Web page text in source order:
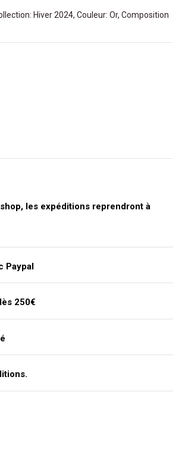
Hiver 2024, Couleur: Or, Composition
les expéditions reprendront à
Paypal
250€